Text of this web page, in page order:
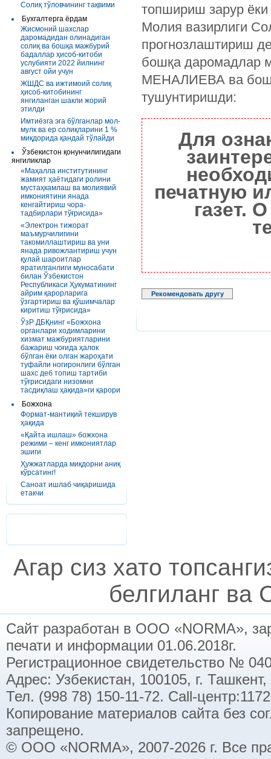
Солиқ тўловчининг тақвими
Бухгалтерга ёрдам
Жисмоний шахслар
даромадидан олинадиган
солиқ ва бошқа мажбурий
бадаллар ҳисоб-китоби
услубияти 2022 йилнинг
август ойи учун
ЖШДС ва ижтимоий солиқ
ҳисоб-китобининг
янгиланган шакли жорий
этилди
Имтиёзга эга бўлганлар мол-
мулк ва ер солиқларини 1 %
миқдорида қандай тўлайди
Ўзбекистон қонунчилигидаги
янгиликлар
«Маҳалла институтининг
жамият ҳаётидаги ролини
мустаҳкамлаш ва молиявий
имкониятини янада
кенгайтириш чора-
тадбирлари тўғрисида»
«Электрон тижорат
маъмурчилигини
такомиллаштириш ва уни
янада ривожлантириш учун
қулай шароитлар
яратилганлиги муносабати
билан Ўзбекистон
Республикаси Ҳукуматининг
айрим қарорларига
ўзгартириш ва қўшимчалар
киритиш тўғрисида»
ЎзР ДБҚнинг «Божхона
органлари ходимларини
хизмат мажбуриятларини
бажариш чоғида ҳалок
бўлган ёки олган жароҳати
туфайли ногиронлиги бўлган
шахс деб топиш тартиби
тўғрисидаги низомни
тасдиқлаш ҳақида»ги қарори
Божхона
Формат-мантиқий текширув
ҳақида
«Қайта ишлаш» божхона
режими – кенг имкониятлар
эшиги
Ҳужжатларда миқдорни аниқ
кўрсатинг!
Саноат ишлаб чиқаришида
етакчи
топшириш зарур ёки
Молия вазирлиги
прогнозлаштириш
бошқа даромадлар
МЕНАЛИЕВА ва
тушунтиришди:
Для
печатную
газет.
Рекомендовать другу
Агар сиз хато
белгиланг ва
Сайт разработан в ООО «NORMA»,
печати и информации 01.06.2018г.
Регистрационное свидетельство №
Адрес: Узбекистан, 100105, г.
Тел. (998 78) 150-11-72. Call-
Копирование материалов сайта без
запрещено.
© ООО «NORMA», 2007-2026 г. Все